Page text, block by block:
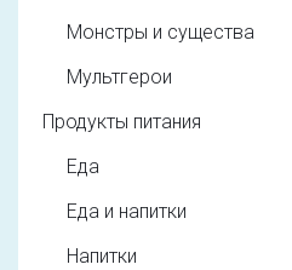
Монстры и существа
Мультгерои
Продукты питания
Еда
Еда и напитки
Напитки